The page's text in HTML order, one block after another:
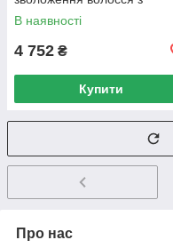
колагеном і еластином №2
Набір Medium
В наявності
4 752 ₴
Купити
Про нас